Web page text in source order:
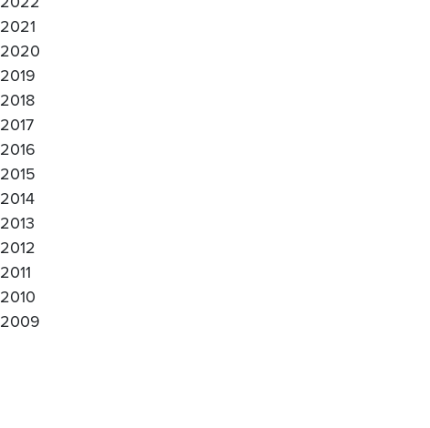
2021
2020
2019
2018
2017
2016
2015
2014
2013
2012
2011
2010
2009